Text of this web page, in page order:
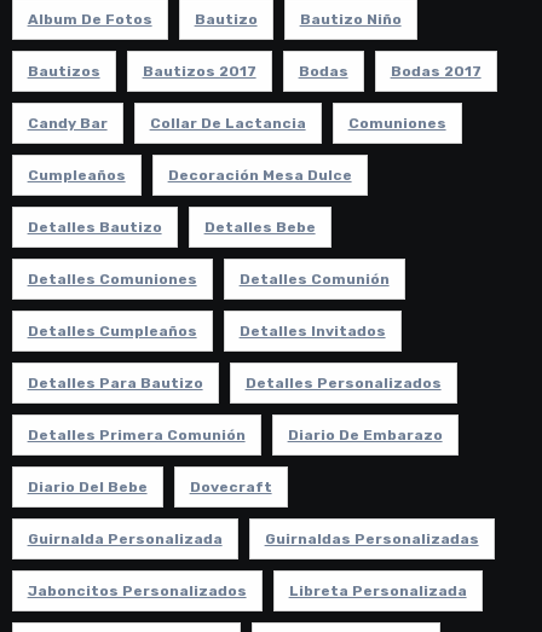
Album De Fotos Bautizo Bautizo Niño
Bautizos Bautizos 2017 Bodas Bodas 2017
Candy Bar Collar De Lactancia Comuniones
Cumpleaños Decoración Mesa Dulce
Detalles Bautizo Detalles Bebe
Detalles Comuniones Detalles Comunión
Detalles Cumpleaños Detalles Invitados
Detalles Para Bautizo Detalles Personalizados
Detalles Primera Comunión Diario De Embarazo
Diario Del Bebe Dovecraft
Guirnalda Personalizada Guirnaldas Personalizadas
Jaboncitos Personalizados Libreta Personalizada